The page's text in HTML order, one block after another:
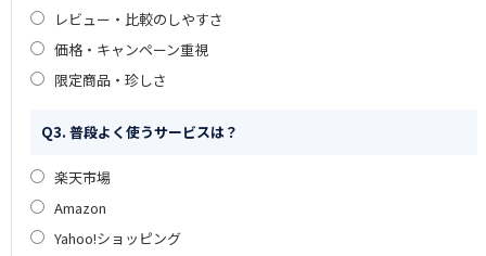
レビュー・比較のしやすさ
価格・キャンペーン重視
限定商品・珍しさ
Q3. 普段よく使うサービスは？
楽天市場
Amazon
Yahoo!ショッピング